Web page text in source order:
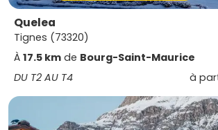
Quelea
Tignes (73320)
À 17.5 km de Bourg-Saint-Maurice
DU T2 AU T4
à